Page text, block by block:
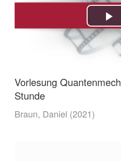
Vorlesung
Stunde
Braun, Daniel (2021)